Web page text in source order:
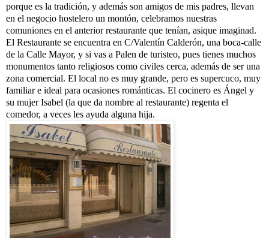
porque es la tradición, y además son amigos de mis padres, llevan
en el negocio hostelero un montón, celebramos nuestras
comuniones en el anterior restaurante que tenían, asique imaginad.
El Restaurante se encuentra en C/Valentín Calderón, una boca-calle
de la Calle Mayor, y si vas a Palen de turisteo, pues tienes muchos
monumentos tanto religiosos como civiles cerca, además de ser una
zona comercial. El local no es muy grande, pero es supercuco, muy
familiar e ideal para ocasiones románticas. El cocinero es Ángel y
su mujer Isabel (la que da nombre al restaurante) regenta el
comedor, a veces les ayuda alguna hija.